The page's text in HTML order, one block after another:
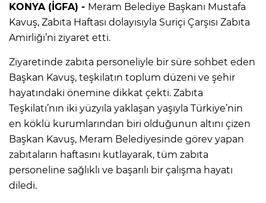
KONYA (İGFA) - Meram Belediye Başkanı Mustafa
Kavuş, Zabıta Haftası dolayısıyla Suriçi Çarşısı Zabıta
Amirliği’ni ziyaret etti.
Ziyaretinde zabıta personeliyle bir süre sohbet eden
Başkan Kavuş, teşkilatın toplum düzeni ve şehir
hayatındaki önemine dikkat çekti. Zabıta
Teşkilatı’nın iki yüzyıla yaklaşan yaşıyla Türkiye’nin
en köklü kurumlarından biri olduğunun altını çizen
Başkan Kavuş, Meram Belediyesinde görev yapan
zabıtaların haftasını kutlayarak, tüm zabıta
personeline sağlıklı ve başarılı bir çalışma hayatı
diledi.